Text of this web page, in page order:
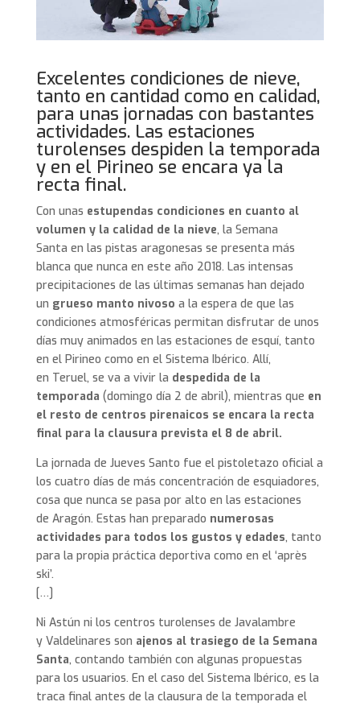
Excelentes condiciones de nieve,
tanto en cantidad como en calidad,
para unas jornadas con bastantes
actividades. Las estaciones
turolenses despiden la temporada
y en el Pirineo se encara ya la
recta final.
Con unas estupendas condiciones en cuanto al
volumen y la calidad de la nieve, la Semana
Santa en las pistas aragonesas se presenta más
blanca que nunca en este año 2018. Las intensas
precipitaciones de las últimas semanas han dejado
un grueso manto nivoso a la espera de que las
condiciones atmosféricas permitan disfrutar de unos
días muy animados en las estaciones de esquí, tanto
en el Pirineo como en el Sistema Ibérico. Allí,
en Teruel, se va a vivir la despedida de la
temporada (domingo día 2 de abril), mientras que en
el resto de centros pirenaicos se encara la recta
final para la clausura prevista el 8 de abril.
La jornada de Jueves Santo fue el pistoletazo oficial a
los cuatro días de más concentración de esquiadores,
cosa que nunca se pasa por alto en las estaciones
de Aragón. Estas han preparado numerosas
actividades para todos los gustos y edades, tanto
para la propia práctica deportiva como en el ‘après
ski’.
[…]
Ni Astún ni los centros turolenses de Javalambre
y Valdelinares son ajenos al trasiego de la Semana
Santa, contando también con algunas propuestas
para los usuarios. En el caso del Sistema Ibérico, es la
traca final antes de la clausura de la temporada el